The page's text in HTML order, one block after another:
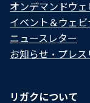
オンデマンドウェ
イベント＆ウェ
ニュースレター
お知らせ・プレス
リガクについて